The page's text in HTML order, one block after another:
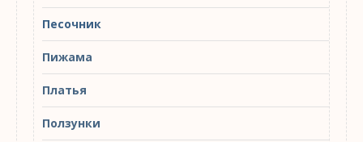
Песочник
Пижама
Платья
Ползунки